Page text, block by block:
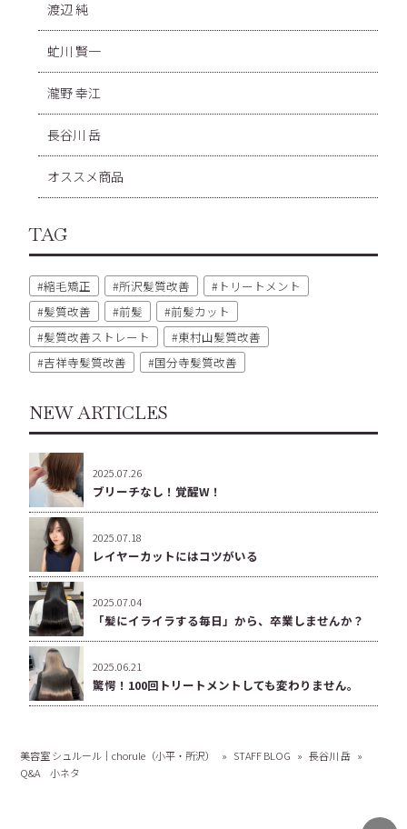
渡辺 純
虻川 賢一
瀧野 幸江
長谷川 岳
オススメ商品
TAG
縮毛矯正 所沢髪質改善
トリートメント
髪質改善
前髪
前髪カット
髪質改善ストレート
東村山髪質改善
吉祥寺髪質改善
国分寺髪質改善
NEW ARTICLES
2025.07.26
ブリーチなし！覚醒W！
2025.07.18
レイヤーカットにはコツがいる
2025.07.04
「髪にイライラする毎日」から、卒業しませんか？
2025.06.21
驚愕！100回トリートメントしても変わりません。
美容室 シュルール｜chorule（小平・所沢） » STAFF BLOG » 長谷川 岳 »
Q&A 小ネタ